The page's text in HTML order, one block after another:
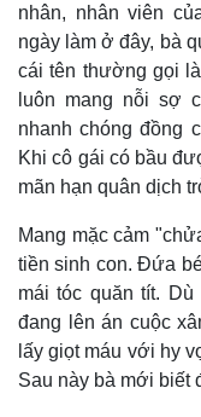
nhân, nhân viên
ngày làm ở đây, bà
cái tên thường gọi
luôn mang nỗi sợ
nhanh chóng đồng
Khi cô gái có bầu
mãn hạn quân dịch
Mang mặc cảm
tiền sinh con. Đứa
mái tóc quăn tít.
đang lên án cuộc
lấy giọt máu với hy
Sau này bà mới biết